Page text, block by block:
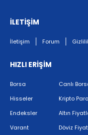
İLETİŞİM
İletişim Forum
HIZLI ERİŞİM
Borsa
Hisseler
Endeksler
Varant
Canlı
Kripto Para
Altın
Döviz